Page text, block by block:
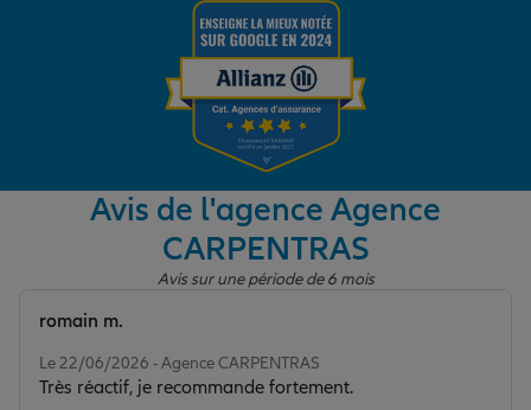
Préparer l’avenir
Le Pack Famille
Garantie des accidents de la vie
Assurance scolaire
Avis de l'agence Agence
CARPENTRAS
Avis sur une période de 6 mois
Le 22/06/2026 - Agence CARPENTRAS
Très réactif, je recommande fortement.
romain m.